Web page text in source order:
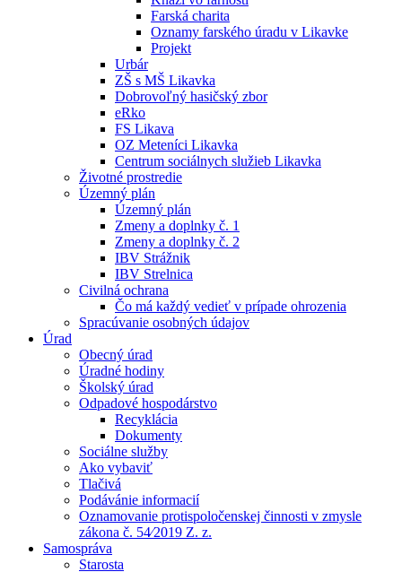
Farská charita
Oznamy farského úradu v Likavke
Projekt
Urbár
ZŠ s MŠ Likavka
Dobrovoľný hasičský zbor
eRko
FS Likava
OZ Meteníci Likavka
Centrum sociálnych služieb Likavka
Životné prostredie
Územný plán
Územný plán
Zmeny a doplnky č. 1
Zmeny a doplnky č. 2
IBV Strážnik
IBV Strelnica
Civilná ochrana
Čo má každý vedieť v prípade ohrozenia
Spracúvanie osobných údajov
Úrad
Obecný úrad
Úradné hodiny
Školský úrad
Odpadové hospodárstvo
Recyklácia
Dokumenty
Sociálne služby
Ako vybaviť
Tlačivá
Podávánie informacií
Oznamovanie protispoločenskej činnosti v zmysle
zákona č. 54⁄2019 Z. z.
Samospráva
Starosta